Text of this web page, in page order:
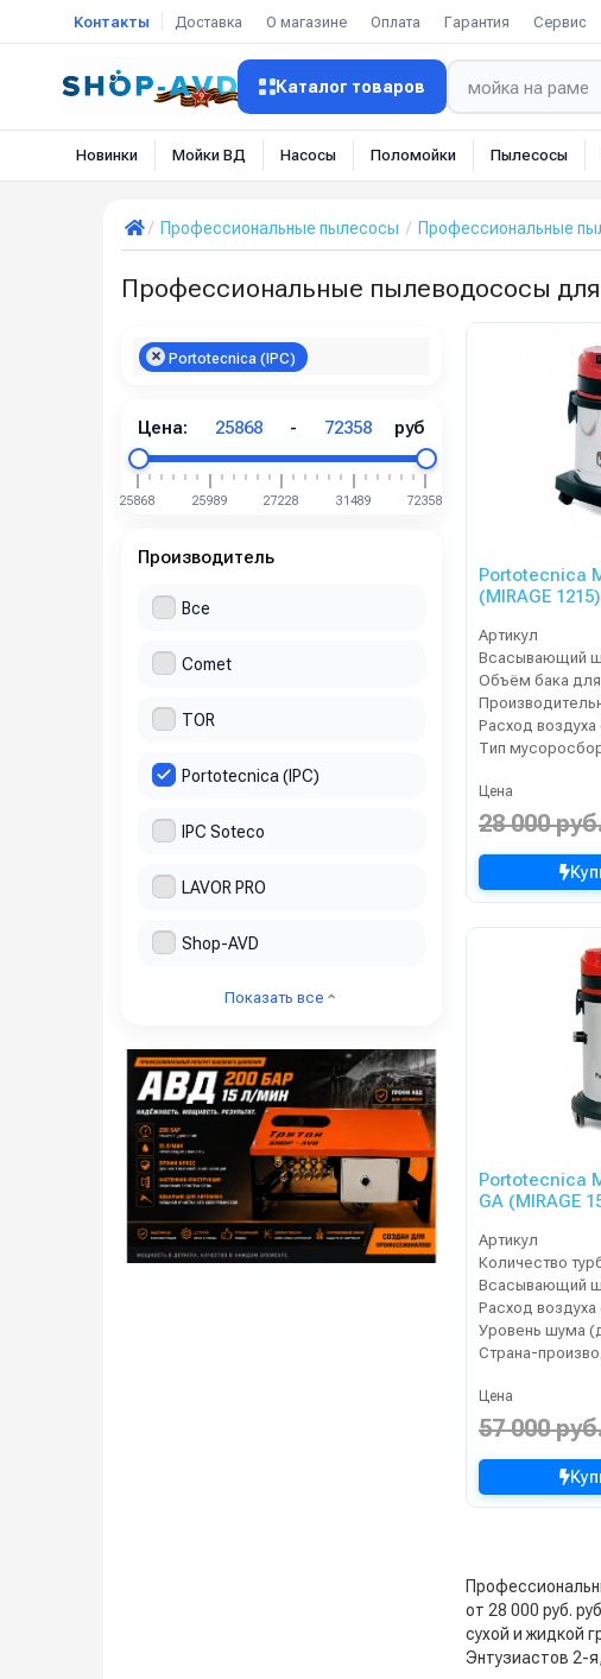
Контакты Доставка О магазине Оплата Гарантия Сервис
Каталог товаров
Новинки Мойки ВД Насосы Поломойки Пылесосы
Профессиональные пылесосы Профессиональные
Профессиональные пылеводососы для
Portotecnica (IPC)
Цена: 25868 - 72358 руб
25868 25989 27228 31489 72358
Производитель
Все
Comet
TOR
Portotecnica (IPC)
IPC Soteco
LAVOR PRO
Shop-AVD
Показать все
Portotecnica
(MIRAGE 1215)
Артикул
Расход
Тип
Цена
28 000
Portotecnica
GA (MIRAGE
Артикул
Расход
Уровень шума
Страна-
Цена
57 000
от 28 000 руб.
сухой и жидкой
Энтузиастов 2-